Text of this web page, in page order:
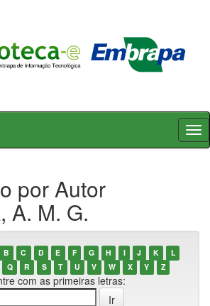
por Autor
A. M. G.
B C D E F G H I J K
L
Q R S T U V W X Y Z
com as primeiras letras: